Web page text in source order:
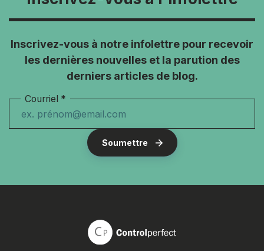
Inscrivez-vous à notre infolettre pour recevoir
les dernières nouvelles et la parution des
derniers articles de blog.
Courriel *